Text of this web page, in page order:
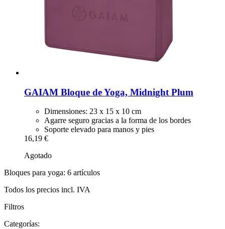
GAIAM Bloque de Yoga, Midnight Plum
Dimensiones: 23 x 15 x 10 cm
Agarre seguro gracias a la forma de los bordes
Soporte elevado para manos y pies
16,19 €
Agotado
Bloques para yoga: 6 artículos
Todos los precios incl. IVA
Filtros
Categorías: